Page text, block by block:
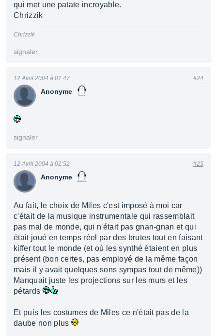
qui met une patate incroyable.
Chrizzik
Chrizzik
signaler
Anonyme
12 Avril 2004 à 01:47 #24
signaler
Anonyme
12 Avril 2004 à 01:52 #25
Au fait, le choix de Miles c'est imposé à moi car
c'était de la musique instrumentale qui rassemblait
pas mal de monde, qui n'était pas gnan-gnan et qui
était joué en temps réel par des brutes tout en faisant
kiffer tout le monde (et où les synthé étaient en plus
présent (bon certes, pas employé de la même façon
mais il y avait quelques sons sympas tout de même))
Manquait juste les projections sur les murs et les
pétards
Et puis les costumes de Miles ce n'était pas de la
daube non plus